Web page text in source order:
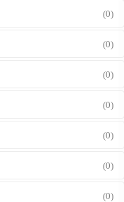
(0)
(0)
(0)
(0)
(0)
(0)
(0)